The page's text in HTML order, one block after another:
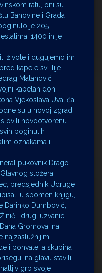
ratu, oni su
Banovine i Grada
je 205
1400 ih je
živote i dugujemo im
kapele sv. Ilije
Matanović
kapelan don
Vjekoslava Uvalića,
su u novoj zgradi
novootvorenu
poginulih
oznakama i
pukovnik Drago
stožera
predsjednik Udruge
u spomen knjigu,
Darinko Dumbović,
i drugi uzvanici.
Gromova, na
najzaslužnijim
i pohvale, a skupina
na glavu stavili
grb svoje